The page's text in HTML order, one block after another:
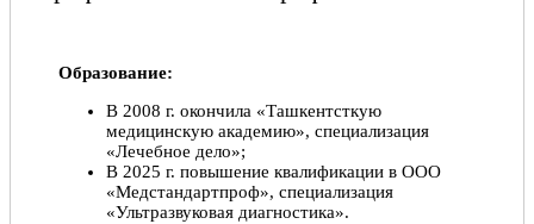
внимательное и доброжелательное отношение к
Отлично!
Благодарю Романа Араевича за очень внимательное
отношение. Полностью развеял мои опасения,
подробно все объяснил и рассказал что делать когда
случаются приступы. Минимум лекарств, максимум
Образование:
В 2008 г. окончила «Ташкентсткую
медицинскую академию», специализация
«Лечебное дело»;
В 2025 г. повышение квалификации в ООО
«Медстандартпроф», специализация
«Ультразвуковая диагностика».